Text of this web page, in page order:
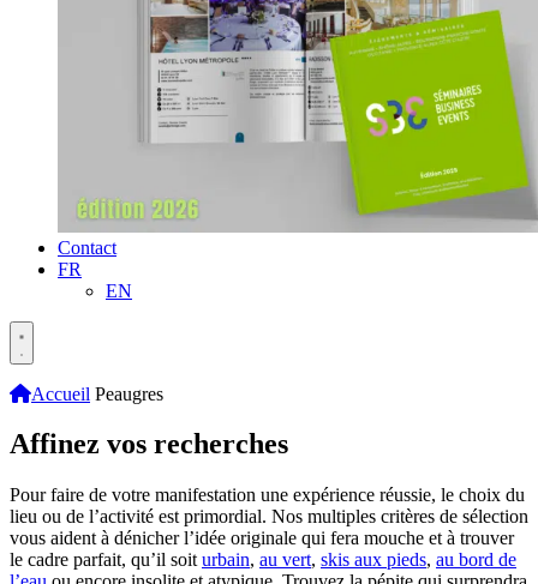
Contact
FR
EN
Accueil Peaugres
Affinez vos recherches
Pour faire de votre manifestation une expérience réussie, le choix du
lieu ou de l’activité est primordial. Nos multiples critères de sélection
vous aident à dénicher l’idée originale qui fera mouche et à trouver
le cadre parfait, qu’il soit urbain, au vert, skis aux pieds, au bord de